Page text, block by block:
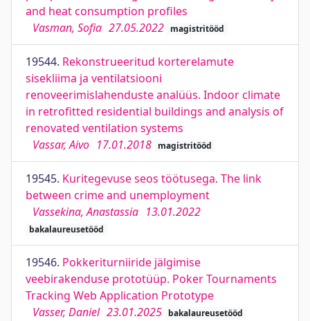
and heat consumption profiles
Vasman, Sofia 27.05.2022 magistritööd
19544. Rekonstrueeritud korterelamute
sisekliima ja ventilatsiooni
renoveerimislahenduste analüüs. Indoor climate
in retrofitted residential buildings and analysis of
renovated ventilation systems
Vassar, Aivo 17.01.2018 magistritööd
19545. Kuritegevuse seos töötusega. The link
between crime and unemployment
Vassekina, Anastassia 13.01.2022
bakalaureusetööd
19546. Pokkeriturniiride jälgimise
veebirakenduse prototüüp. Poker Tournaments
Tracking Web Application Prototype
Vasser, Daniel 23.01.2025 bakalaureusetööd